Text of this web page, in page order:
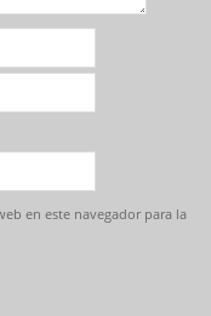
en este navegador para la